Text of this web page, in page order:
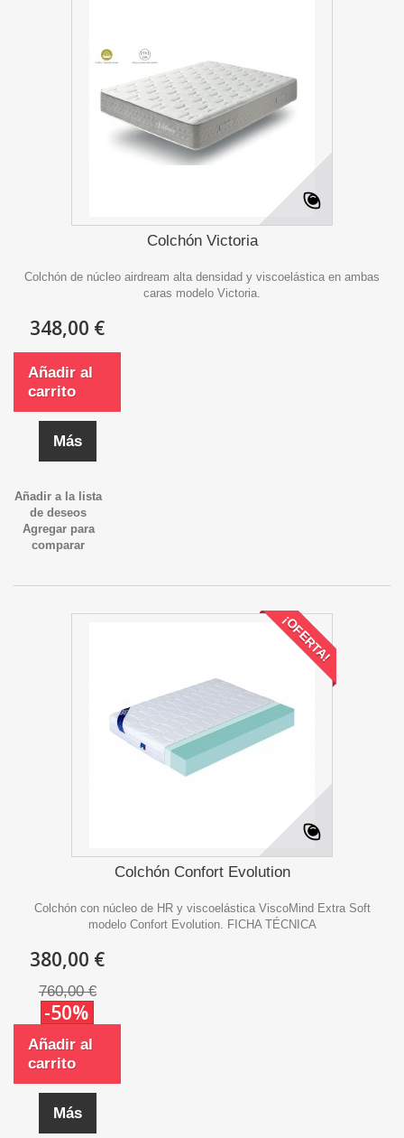
Colchón Victoria
Colchón de núcleo airdream alta densidad y viscoelástica en ambas
caras modelo Victoria.
348,00 €
Añadir al
carrito
Más
Añadir a la lista
de deseos
Agregar para
comparar
¡OFERTA!
Colchón Confort Evolution
Colchón con núcleo de HR y viscoelástica ViscoMind Extra Soft
modelo Confort Evolution. FICHA TÉCNICA
380,00 €
760,00 €
-50%
Añadir al
carrito
Más